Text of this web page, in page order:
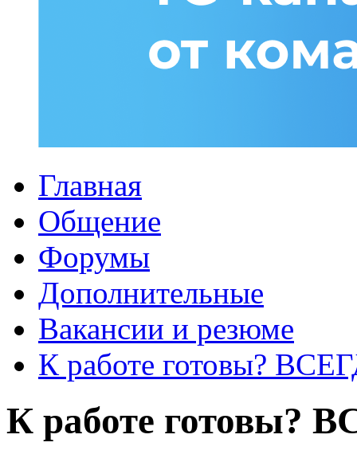
Главная
Общение
Форумы
Дополнительные
Вакансии и резюме
К работе готовы?
К работе